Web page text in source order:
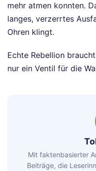
mehr atmen konnten.
langes, verzerrtes
Ohren klingt.
Echte Rebellion
nur ein Ventil für die
Mit faktenbasierter
Beiträge, die